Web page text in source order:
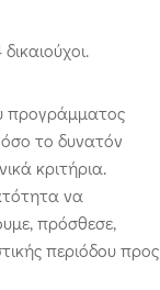
προγράμματος
το δυνατόν
κριτήρια.
να
πρόσθεσε,
περιόδου προς